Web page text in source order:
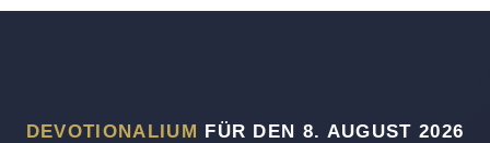
DEVOTIONALIUM FÜR DEN 8. AUGUST 2026